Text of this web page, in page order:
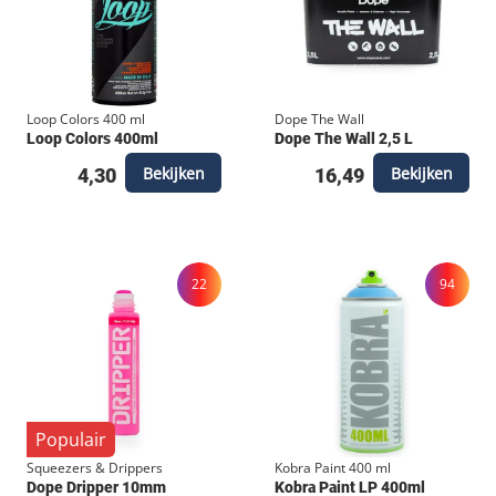
Loop Colors 400 ml
Loop Colors 400ml
4,30 Bekijken
Dope The Wall
Dope The Wall 2,5 L
16,49 Bekijken
Populair
22
Squeezers & Drippers
Dope Dripper 10mm
94
Kobra Paint 400 ml
Kobra Paint LP 400ml